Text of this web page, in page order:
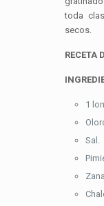
toda
secos.
RECETA
1
Sal.